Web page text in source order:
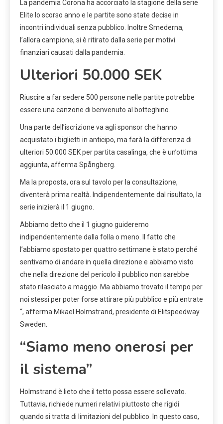
La pandemia Corona ha accorciato la stagione della serie
Elite lo scorso anno e le partite sono state decise in
incontri individuali senza pubblico. Inoltre Smederna,
l’allora campione, si è ritirato dalla serie per motivi
finanziari causati dalla pandemia.
Ulteriori 50.000 SEK
Riuscire a far sedere 500 persone nelle partite potrebbe
essere una canzone di benvenuto al botteghino.
Una parte dell’iscrizione va agli sponsor che hanno
acquistato i biglietti in anticipo, ma farà la differenza di
ulteriori 50.000 SEK per partita casalinga, che è un’ottima
aggiunta, afferma Spångberg.
Ma la proposta, ora sul tavolo per la consultazione,
diventerà prima realtà. Indipendentemente dal risultato, la
serie inizierà il 1 giugno.
Abbiamo detto che il 1 giugno guideremo
indipendentemente dalla folla o meno. Il fatto che
l’abbiamo spostato per quattro settimane è stato perché
sentivamo di andare in quella direzione e abbiamo visto
che nella direzione del pericolo il pubblico non sarebbe
stato rilasciato a maggio. Ma abbiamo trovato il tempo per
noi stessi per poter forse attirare più pubblico e più entrate
“, afferma Mikael Holmstrand, presidente di Elitspeedway
Sweden.
“Siamo meno onerosi per
il sistema”
Holmstrand è lieto che il tetto possa essere sollevato.
Tuttavia, richiede numeri relativi piuttosto che rigidi
quando si tratta di limitazioni del pubblico. In questo caso,